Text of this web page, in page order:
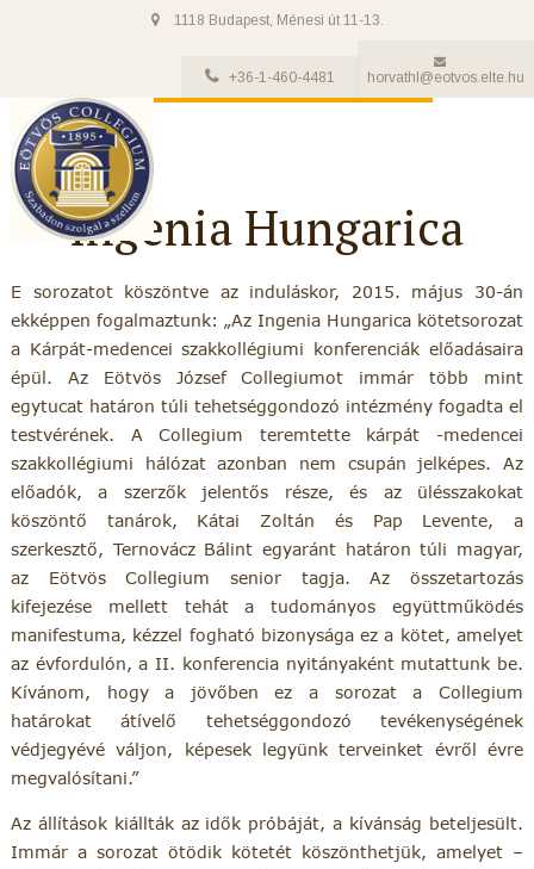
1118 Budapest, Ménesi út 11-13.
+36-1-460-4481 horvathl@eotvos.elte.hu
Ingenia Hungarica
E sorozatot köszöntve az induláskor, 2015. május 30-án
ekképpen fogalmaztunk: „Az Ingenia Hungarica kötetsorozat
a Kárpát-medencei szakkollégiumi konferenciák előadásaira
épül. Az Eötvös József Collegiumot immár több mint
egytucat határon túli tehetséggondozó intézmény fogadta el
testvérének. A Collegium teremtette kárpát -medencei
szakkollégiumi hálózat azonban nem csupán jelképes. Az
előadók, a szerzők jelentős része, és az ülésszakokat
köszöntő tanárok, Kátai Zoltán és Pap Levente, a
szerkesztő, Ternovácz Bálint egyaránt határon túli magyar,
az Eötvös Collegium senior tagja. Az összetartozás
kifejezése mellett tehát a tudományos együttműködés
manifestuma, kézzel fogható bizonysága ez a kötet, amelyet
az évfordulón, a II. konferencia nyitányaként mutattunk be.
Kívánom, hogy a jövőben ez a sorozat a Collegium
határokat átívelő tehetséggondozó tevékenységének
védjegyévé váljon, képesek legyünk terveinket évről évre
megvalósítani.”
Az állítások kiállták az idők próbáját, a kívánság beteljesült.
Immár a sorozat ötödik kötetét köszönthetjük, amelyet –